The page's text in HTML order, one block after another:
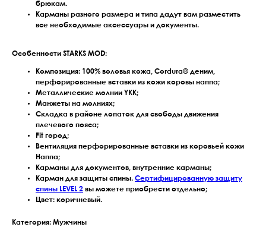
брюкам.
Карманы разного размера и типа дадут вам разместить
все необходимые аксессуары и документы.
Особенности STARKS MOD:
Композиция: 100% воловья кожа, Cordura® деним,
перфорированные вставки из кожи коровы наппа;
Металлические молнии YKK;
Манжеты на молниях;
Складка в районе лопаток для свободы движения
плечевого пояса;
Fit город;
Вентиляция перфорированные вставки из коровьей кожи
Наппа;
Карманы для документов, внутренние карманы;
Карман для защиты спины. Сертифицированную защиту
спины LEVEL 2 вы можете приобрести отдельно;
Цвет: коричневый.
Категория: Мужчины